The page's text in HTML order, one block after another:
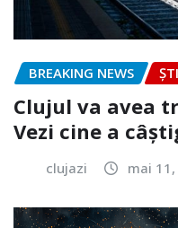
BREAKING NEWS
Clujul va avea
Vezi cine a
clujazi mai